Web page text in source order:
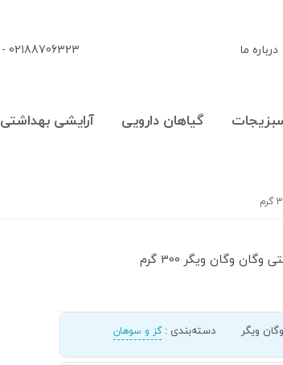
درباره ما 02188706323 - 09108777225
گیاهان دارویی آرایشی بهداشتی
وگان ویگر 300 گرم
وگان ویگر دسته‌بندی :گز و سوهان